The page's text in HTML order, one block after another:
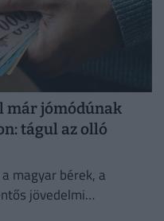
már jómódúnak
tágul az olló
magyar bérek, a
jövedelmi